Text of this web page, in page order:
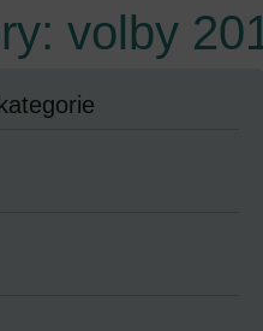
volby